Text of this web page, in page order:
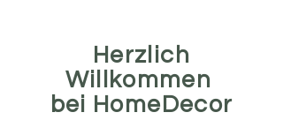
Herzlich
Willkommen
bei HomeDecor